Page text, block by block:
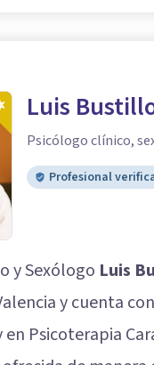
Luis
Psicólogo clínico,
Profesional
y Sexólogo Luis
y cuenta
en Psicoterapia